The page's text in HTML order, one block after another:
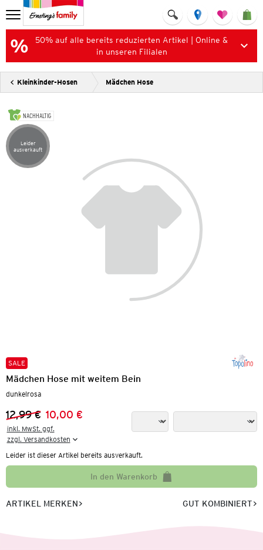
50% auf alle bereits reduzierten Artikel | Online &
in unseren Filialen
Kleinkinder-Hosen Mädchen Hose
NACHHALTIG
Artikel leider ausverkauft
Leider
ausverkauft
SALE
Mädchen Hose mit weitem Bein
dunkelrosa
Vorheriger Preis:
12,99 €
Neuer Preis:
10,00 €
inkl. MwSt. ggf.
zzgl. Versandkosten
Leider ist dieser Artikel bereits ausverkauft.
In den Warenkorb
ARTIKEL MERKEN GUT KOMBINIERT